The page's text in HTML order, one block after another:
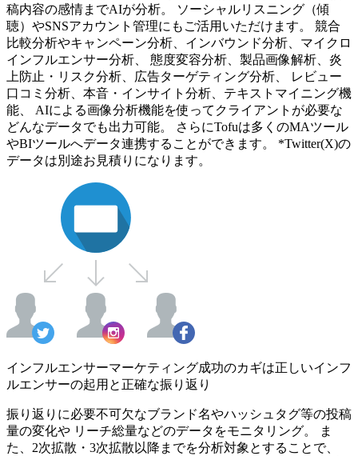
稿内容の感情までAIが分析。 ソーシャルリスニング（傾
聴）やSNSアカウント管理にもご活用いただけます。 競合
比較分析やキャンペーン分析、インバウンド分析、マイクロ
インフルエンサー分析、 態度変容分析、製品画像解析、炎
上防止・リスク分析、広告ターゲティング分析、 レビュー
口コミ分析、本音・インサイト分析、テキストマイニング機
能、 AIによる画像分析機能を使ってクライアントが必要な
どんなデータでも出力可能。 さらにTofuは多くのMAツール
やBIツールへデータ連携することができます。 *Twitter(X)の
データは別途お見積りになります。
インフルエンサーマーケティング成功のカギは正しいインフ
ルエンサーの起用と正確な振り返り
振り返りに必要不可欠なブランド名やハッシュタグ等の投稿
量の変化や リーチ総量などのデータをモニタリング。 ま
た、2次拡散・3次拡散以降までを分析対象とすることで、